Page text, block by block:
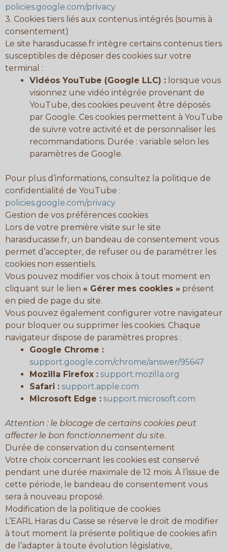
policies.google.com/privacy
3. Cookies tiers liés aux contenus intégrés (soumis à
consentement)
Le site harasducasse.fr intègre certains contenus tiers
susceptibles de déposer des cookies sur votre
terminal :
Vidéos YouTube (Google LLC) : lorsque vous
visionnez une vidéo intégrée provenant de
YouTube, des cookies peuvent être déposés
par Google. Ces cookies permettent à YouTube
de suivre votre activité et de personnaliser les
recommandations. Durée : variable selon les
paramètres de Google.
Pour plus d’informations, consultez la politique de
confidentialité de YouTube :
policies.google.com/privacy
Gestion de vos préférences cookies
Lors de votre première visite sur le site
harasducasse.fr, un bandeau de consentement vous
permet d’accepter, de refuser ou de paramétrer les
cookies non essentiels.
Vous pouvez modifier vos choix à tout moment en
cliquant sur le lien « Gérer mes cookies » présent
en pied de page du site.
Vous pouvez également configurer votre navigateur
pour bloquer ou supprimer les cookies. Chaque
navigateur dispose de paramètres propres :
Google Chrome :
support.google.com/chrome/answer/95647
Mozilla Firefox : support.mozilla.org
Safari : support.apple.com
Microsoft Edge : support.microsoft.com
Attention : le blocage de certains cookies peut
affecter le bon fonctionnement du site.
Durée de conservation du consentement
Votre choix concernant les cookies est conservé
pendant une durée maximale de 12 mois. À l’issue de
cette période, le bandeau de consentement vous
sera à nouveau proposé.
Modification de la politique de cookies
L’EARL Haras du Casse se réserve le droit de modifier
à tout moment la présente politique de cookies afin
de l’adapter à toute évolution législative,